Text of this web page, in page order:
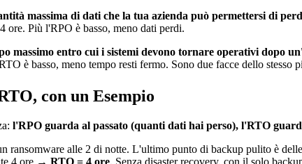
massima di dati che la tua azienda può permettersi di
Più l'RPO è basso, meno dati perdi.
massimo entro cui i sistemi devono tornare operativi dopo
è basso, meno tempo resti fermo. Sono due facce dello stesso
con un Esempio
l'RPO guarda al passato (quanti dati hai perso), l'RTO
ransomware alle 2 di notte. L'ultimo punto di backup pulito è
4 ore → RTO = 4 ore. Senza disaster recovery, con il solo